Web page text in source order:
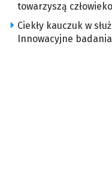
towarzyszą
Ciekły kauczuk w
Innowacyjne